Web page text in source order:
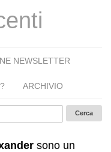
NEWSLETTER
ARCHIVIO
sono un